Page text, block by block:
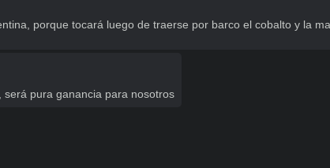
porque tocará luego de traerse por barco el cobalto y la
pura ganancia para nosotros